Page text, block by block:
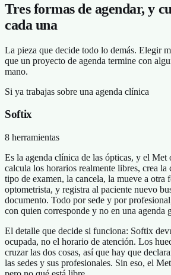
Tres formas de agendar, y
cada una
La pieza que decide todo lo demás. Elegir
que un proyecto de agenda termine con
mano.
Si ya trabajas sobre una agenda clínica
Softix
8 herramientas
Es la agenda clínica de las ópticas, y el Met
calcula los horarios realmente libres, crea la
tipo de examen, la cancela, la mueve a otra
optometrista, y registra al paciente nuevo
documento. Todo por sede y por
con quien corresponde y no en una agenda
El detalle que decide si funciona: Softix
ocupada, no el horario de atención. Los
cruzar las dos cosas, así que hay que
las sedes y sus profesionales. Sin eso, el